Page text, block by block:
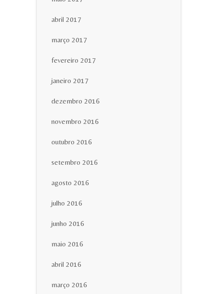
abril 2017
março 2017
fevereiro 2017
janeiro 2017
dezembro 2016
novembro 2016
outubro 2016
setembro 2016
agosto 2016
julho 2016
junho 2016
maio 2016
abril 2016
março 2016